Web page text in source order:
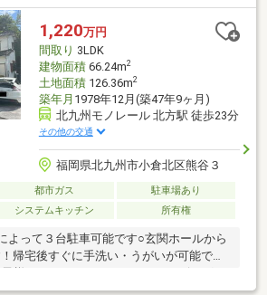
1,220万円
間取り 3LDK
建物面積66.24m2
土地面積126.36m2
築年月 1978年12月(築47年9ヶ月)
北九州モノレール 北方駅 徒歩23分
その他の交通
福岡県北九州市小倉北区熊谷３
都市ガス
駐車場あり
システムキッチン 所有権
よって３台駐車可能です○玄関ホールから
帰宅後すぐに手洗い・うがいが可能です
様はそのままバスルームへ！リビングに
い動線です○閑静な住宅街にある落ち着